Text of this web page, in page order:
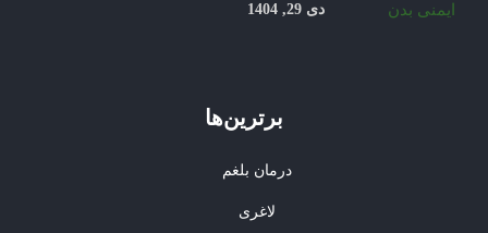
دی 29, 1404
برترین‌ها
درمان بلغم
لاغری